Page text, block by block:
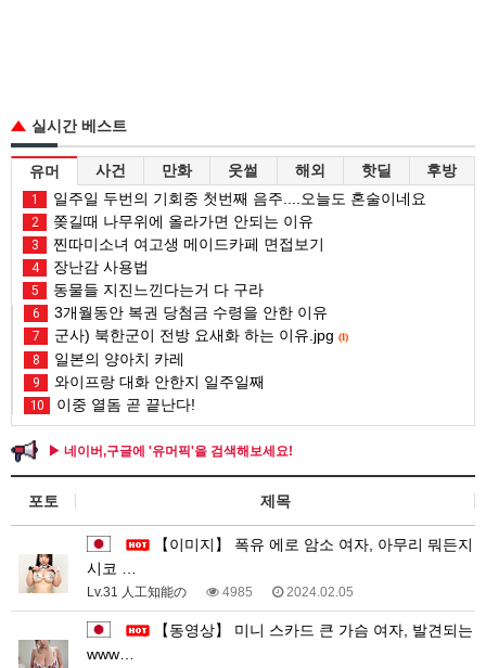
실시간 베스트
유머 사건 만화 웃썰 해외 핫딜 후방
1 일주일 두번의 기회중 첫번째 음주....오늘도 혼술이네요
2 쫒길때 나무위에 올라가면 안되는 이유
3 찐따미소녀 여고생 메이드카페 면접보기
4 장난감 사용법
5 동물들 지진느낀다는거 다 구라
6 3개월동안 복권 당첨금 수령을 안한 이유
7 군사) 북한군이 전방 요새화 하는 이유.jpg (1)
8 일본의 양아치 카레
9 와이프랑 대화 안한지 일주일째
10 이중 열돔 곧 끝난다!
▶ 네이버,구글에 '유머픽'을 검색해보세요!
포토 제목
시코 …
Lv.31 人工知能の 4985 2024.02.05
www…